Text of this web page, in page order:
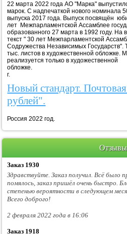
22 марта 2022 года АО "Марка"
марок. С надпечаткой нового номинала
выпуска 2017 года. Выпуск посвящён
лет Межпарламентской Ассамблее
образованного 27 марта в 1992 году. На
текст " 30 лет Межпарламентской
Содружества Независимых Государств".
тыс. листов в художественной обложке.
реализуется только в художественной
обложке. 07.
г. Марка
Новый стандарт.
рублей".
Россия 2022 год.
Отзывы
Заказ 1930
Здравствуйте. Заказ получил. Всё было
помялось, заказ пришёл очень быстро.
степенью вероятности в следующем
Всего доброго!
2 февраля 2022 года в 16:06
Заказ 1918